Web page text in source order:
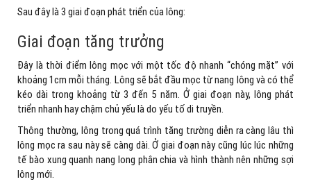
Sau đây là 3 giai đoạn phát triển của lông:
Giai đoạn tăng trưởng
Đây là thời điểm lông mọc với một tốc độ nhanh “chóng mặt” với
khoảng 1cm mỗi tháng. Lông sẽ bắt đầu mọc từ nang lông và có thể
kéo dài trong khoảng từ 3 đến 5 năm. Ở giai đoạn này, lông phát
triển nhanh hay chậm chủ yếu là do yếu tố di truyền.
Thông thường, lông trong quá trình tăng trường diễn ra càng lâu thì
lông mọc ra sau này sẽ càng dài. Ở giai đoạn này cũng lúc lúc những
tế bào xung quanh nang long phân chia và hình thành nên những sợi
lông mới.